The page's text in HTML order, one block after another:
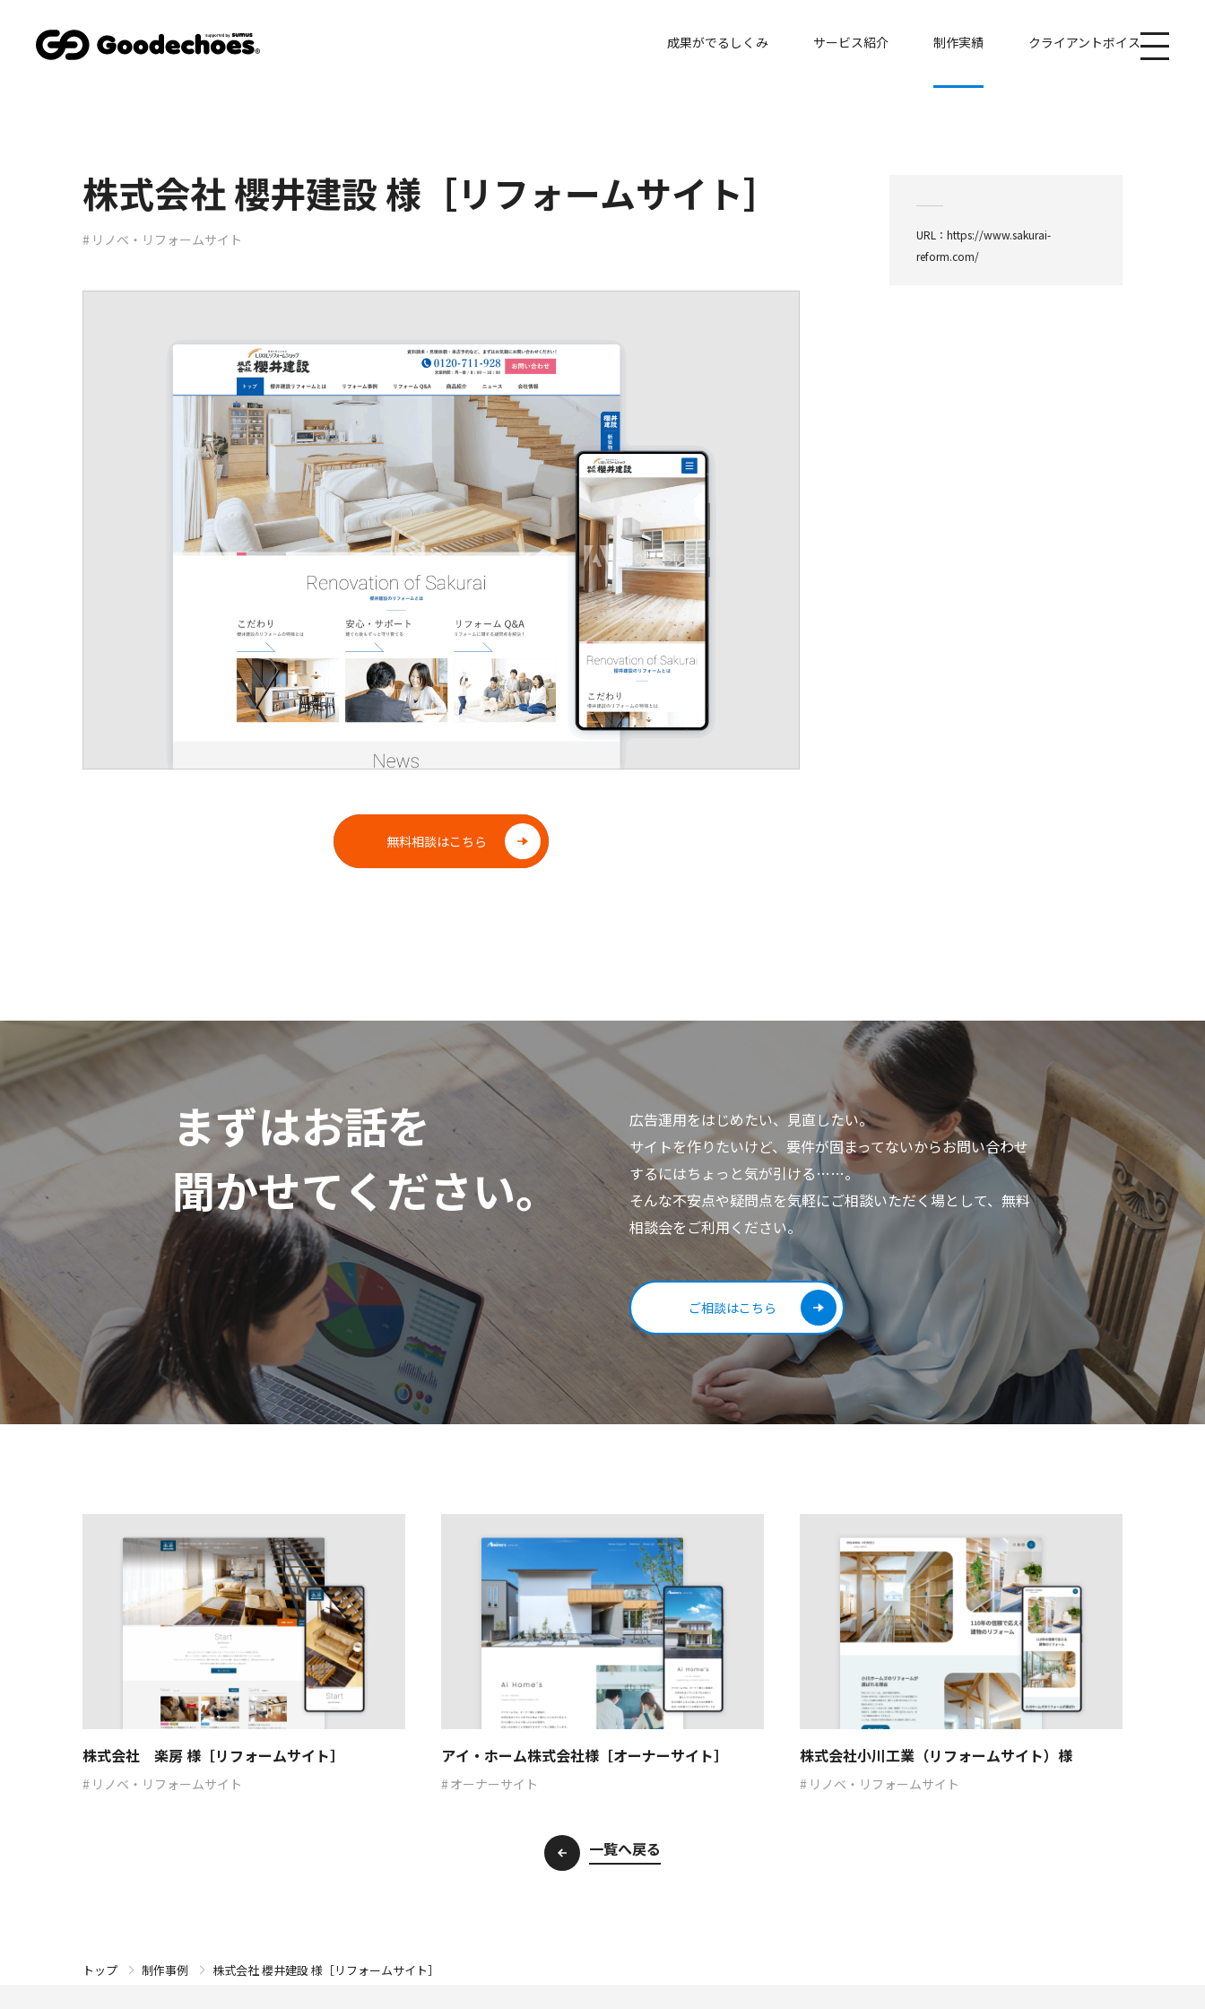
成果がでるしくみ サービス紹介 制作実績 クライアントボイス
株式会社 櫻井建設 様［リフォームサイト］
リノベ・リフォームサイト
無料相談はこちら
URL： https://www.sakurai-
reform.com/
まずはお話を
聞かせてください。
広告運用をはじめたい、見直したい。
サイトを作りたいけど、要件が固まってないからお問い合わせ
するにはちょっと気が引ける……。
そんな不安点や疑問点を気軽にご相談いただく場として、無料
相談会をご利用ください。
ご相談はこちら
株式会社 楽房 様［リフォームサイト］
リノベ・リフォームサイト
アイ・ホーム株式会社様［オーナーサイト］
オーナーサイト
株式会社小川工業（リフォームサイト）様
リノベ・リフォームサイト
一覧へ戻る
トップ 制作事例 株式会社 櫻井建設 様［リフォームサイト］